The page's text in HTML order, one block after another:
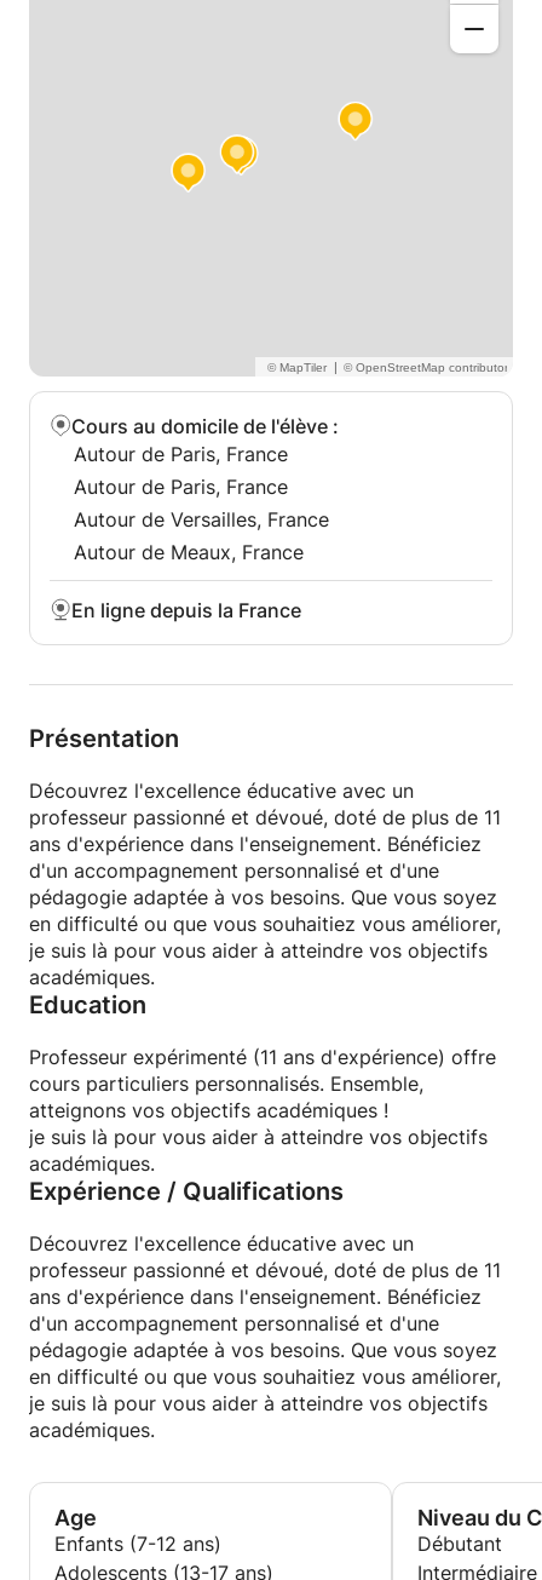
|
Cours au domicile de l'élève :
Autour de Paris, France
Autour de Paris, France
Autour de Versailles, France
Autour de Meaux, France
En ligne depuis la France
Présentation
Découvrez l'excellence éducative avec un
professeur passionné et dévoué, doté de plus de 11
ans d'expérience dans l'enseignement. Bénéficiez
d'un accompagnement personnalisé et d'une
pédagogie adaptée à vos besoins. Que vous soyez
en difficulté ou que vous souhaitiez vous améliorer,
je suis là pour vous aider à atteindre vos objectifs
académiques.
Education
Professeur expérimenté (11 ans d'expérience) offre
cours particuliers personnalisés. Ensemble,
atteignons vos objectifs académiques !
je suis là pour vous aider à atteindre vos objectifs
académiques.
Expérience / Qualifications
Découvrez l'excellence éducative avec un
professeur passionné et dévoué, doté de plus de 11
ans d'expérience dans l'enseignement. Bénéficiez
d'un accompagnement personnalisé et d'une
pédagogie adaptée à vos besoins. Que vous soyez
en difficulté ou que vous souhaitiez vous améliorer,
je suis là pour vous aider à atteindre vos objectifs
académiques.
Age
Enfants (7-12 ans)
Adolescents (13-17 ans)
Niveau du
Débutant
Intermédiaire